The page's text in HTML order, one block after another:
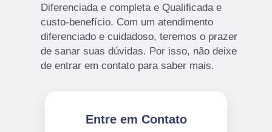
Diferenciada e completa e Qualificada e
custo-benefício. Com um atendimento
diferenciado e cuidadoso, teremos o prazer
de sanar suas dúvidas. Por isso, não deixe
de entrar em contato para saber mais.
Entre em Contato